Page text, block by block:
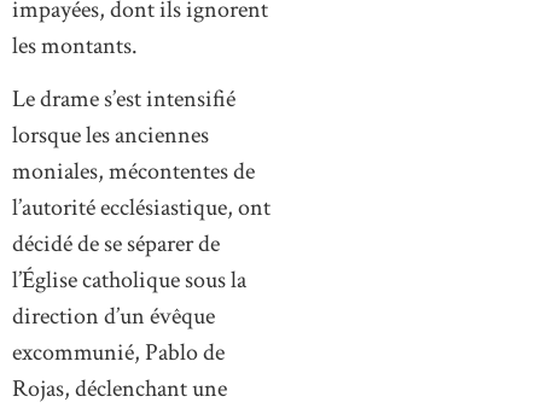
impayées, dont ils ignorent
les montants.
Le drame s’est intensifié
lorsque les anciennes
moniales, mécontentes de
l’autorité ecclésiastique, ont
décidé de se séparer de
l’Église catholique sous la
direction d’un évêque
excommunié, Pablo de
Rojas, déclenchant une